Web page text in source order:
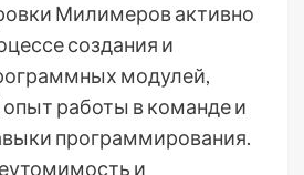
Милимеров активно
создания и
модулей,
работы в команде и
программирования.
и